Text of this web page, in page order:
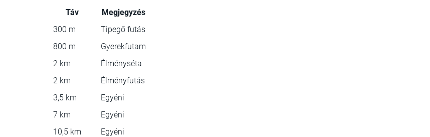
Táv
Megjegyzés
300 m
Tipegő futás
800 m
Gyerekfutam
2 km
Élményséta
2 km
Élményfutás
3,5 km
Egyéni
7 km
Egyéni
10,5 km
Egyéni